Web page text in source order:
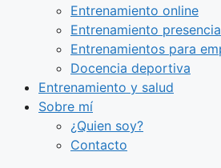
Entrenamiento online
Entrenamiento
Entrenamientos para
Docencia deportiva
Entrenamiento y salud
Sobre mí
¿Quien soy?
Contacto